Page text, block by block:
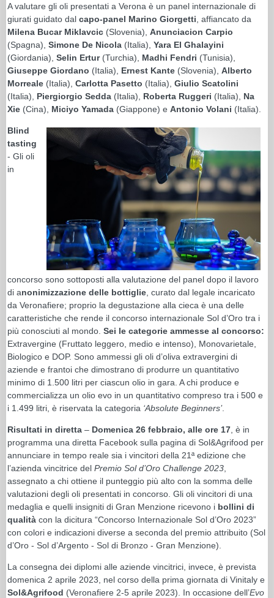
A valutare gli oli presentati a Verona è un panel internazionale di
giurati guidato dal capo-panel Marino Giorgetti , affiancato da
Milena Bucar Miklavcic (Slovenia), Anunciacion Carpio
(Spagna), Simone De Nicola (Italia), Yara El Ghalayini
(Giordania), Selin Ertur(Turchia), Madhi Fendri (Tunisia),
Giuseppe Giordano (Italia), Ernest Kante (Slovenia), Alberto
Morreale (Italia), Carlotta Pasetto (Italia), Giulio Scatolini
(Italia), Piergiorgio Sedda (Italia), Roberta Ruggeri (Italia), Na
Xie (Cina), Miciyo Yamada (Giappone) e Antonio Volani (Italia).
Blind
tasting
- Gli oli
in
concorso sono sottoposti alla valutazione del panel dopo il lavoro
di anonimizzazione delle bottiglie , curato dal legale incaricato
da Veronafiere; proprio la degustazione alla cieca è una delle
caratteristiche che rende il concorso internazionale Sol d’Oro tra i
più conosciuti al mondo. Sei le categorie ammesse al concorso:
Extravergine (Fruttato leggero, medio e intenso), Monovarietale,
Biologico e DOP. Sono ammessi gli oli d’oliva extravergini di
aziende e frantoi che dimostrano di produrre un quantitativo
minimo di 1.500 litri per ciascun olio in gara. A chi produce e
commercializza un olio evo in un quantitativo compreso tra i 500 e
i 1.499 litri, è riservata la categoria ‘Absolute Beginners’.
Risultati in diretta – Domenica 26 febbraio, alle ore 17 , è in
programma una diretta Facebook sulla pagina di Sol&Agrifood per
annunciare in tempo reale sia i vincitori della 21ª edizione che
l’azienda vincitrice del Premio Sol d’Oro Challenge 2023
assegnato a chi ottiene il punteggio più alto con la somma delle
valutazioni degli oli presentati in concorso. Gli oli vincitori di una
medaglia e quelli insigniti di Gran Menzione ricevono i bollini di
qualità con la dicitura “Concorso Internazionale Sol d’Oro 2023”
con colori e indicazioni diverse a seconda del premio attribuito (Sol
d’Oro - Sol d’Argento - Sol di Bronzo - Gran Menzione).
La consegna dei diplomi alle aziende vincitrici, invece, è prevista
domenica 2 aprile 2023, nel corso della prima giornata di Vinitaly e
Sol&Agrifood (Veronafiere 2-5 aprile 2023). In occasione dell’Evo